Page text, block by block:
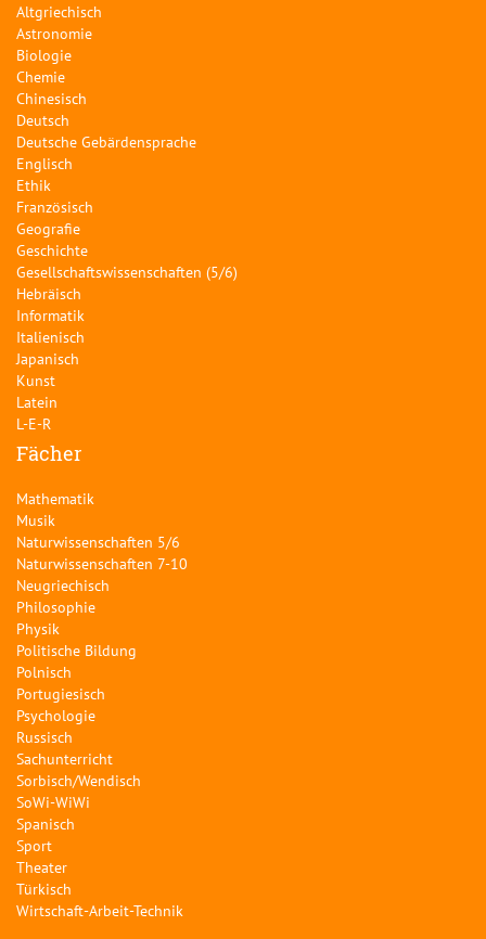
Altgriechisch
Astronomie
Biologie
Chemie
Chinesisch
Deutsch
Deutsche Gebärdensprache
Englisch
Ethik
Französisch
Geografie
Geschichte
Gesellschaftswissenschaften (5/6)
Hebräisch
Informatik
Italienisch
Japanisch
Kunst
Latein
L-E-R
Fächer
Mathematik
Musik
Naturwissenschaften 5/6
Naturwissenschaften 7-10
Neugriechisch
Philosophie
Physik
Politische Bildung
Polnisch
Portugiesisch
Psychologie
Russisch
Sachunterricht
Sorbisch/Wendisch
SoWi-WiWi
Spanisch
Sport
Theater
Türkisch
Wirtschaft-Arbeit-Technik